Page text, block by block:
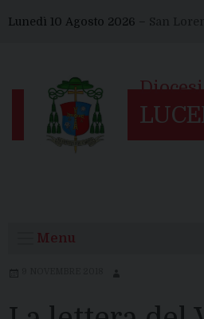
toLunedì 10 Agosto 2026 – San
Menu